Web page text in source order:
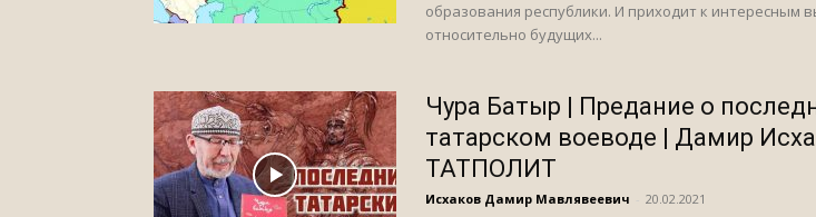
образования республики. И приходит к интересным
относительно будущих...
Чура Батыр | Предание о
татарском воеводе | Дамир
ТАТПОЛИТ
Исхаков Дамир Мавлявеевич 20.02.2021